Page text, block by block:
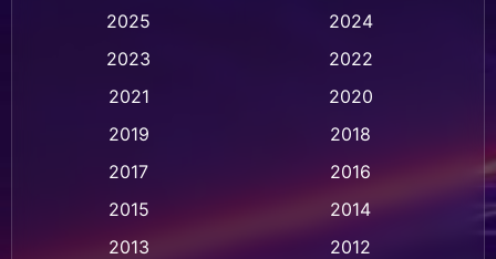
Animation แอนิเมชั่น (1)
Animation แอนิเมชัน (1)
2025
2024
2023
2022
2021
2020
2019
2018
2017
2016
2015
2014
2013
2012